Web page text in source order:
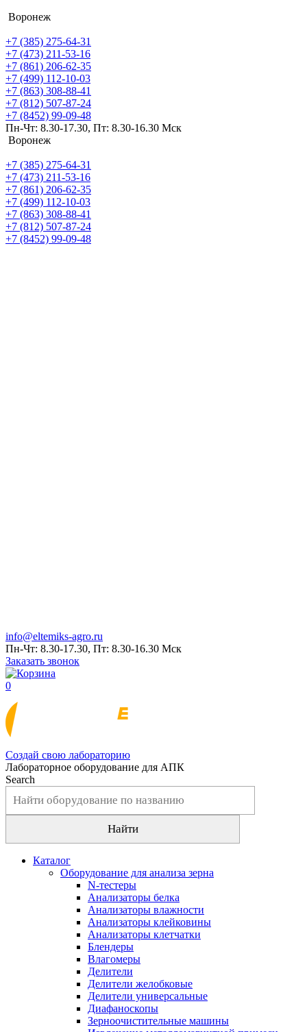
Воронеж
+7 (385) 275-64-31
+7 (473) 211-53-16
+7 (861) 206-62-35
+7 (499) 112-10-03
+7 (863) 308-88-41
+7 (812) 507-87-24
+7 (8452) 99-09-48
Пн-Чт: 8.30-17.30, Пт: 8.30-16.30 Мск
Воронеж
+7 (385) 275-64-31
+7 (473) 211-53-16
+7 (861) 206-62-35
+7 (499) 112-10-03
+7 (863) 308-88-41
+7 (812) 507-87-24
+7 (8452) 99-09-48
info@eltemiks-agro.ru
Пн-Чт: 8.30-17.30, Пт: 8.30-16.30 Мск
Заказать звонок
0
Создай свою лабораторию
Лабораторное оборудование для АПК
Search
Каталог
Оборудование для анализа зерна
N-тестеры
Анализаторы белка
Анализаторы влажности
Анализаторы клейковины
Анализаторы клетчатки
Блендеры
Влагомеры
Делители
Делители желобковые
Делители универсальные
Диафаноскопы
Зерноочистительные машины